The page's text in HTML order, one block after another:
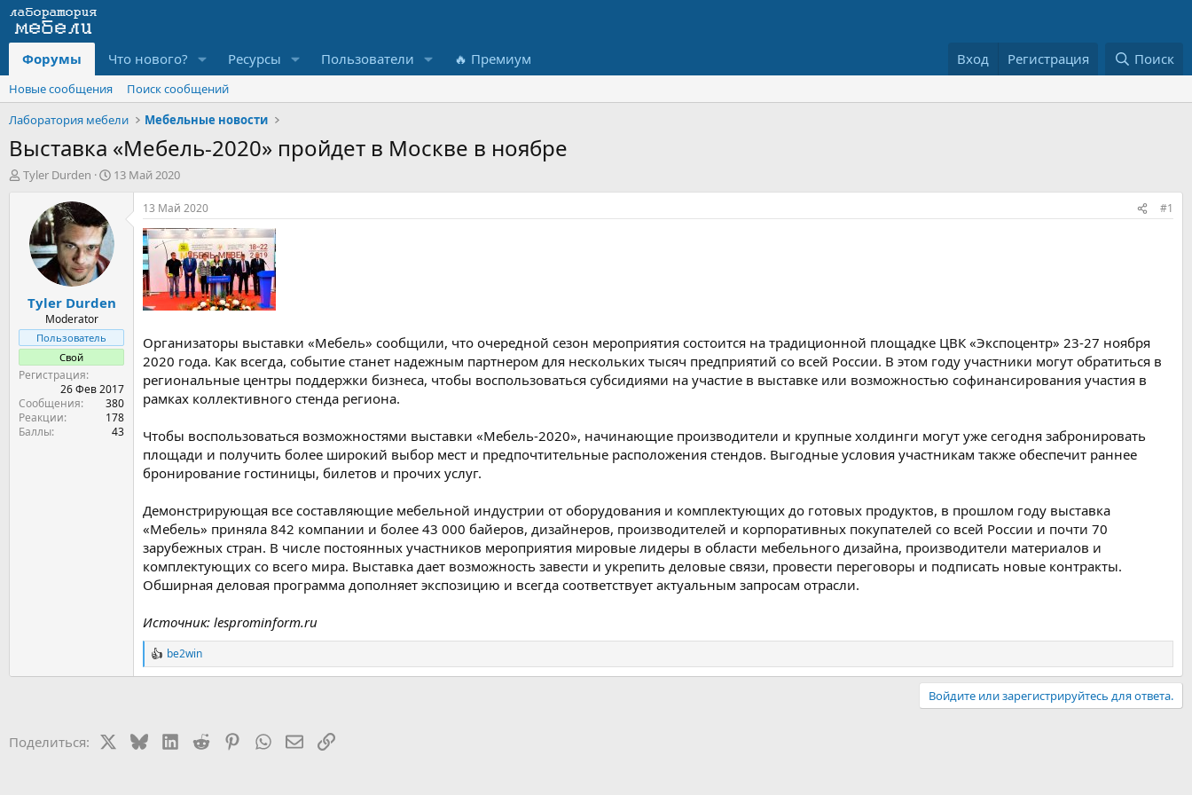
Форумы Что нового? Ресурсы Пользователи 🔥 Премиум Вход Регистрация Поиск
Новые сообщения
Поиск сообщений
Лаборатория мебели
Мебельные новости
Выставка «Мебель-2020» пройдет в Москве в ноябре
А
ы
Tyler Durden
Д
н
а
л
13 Май 2020
Tyler Durden
Moderator
Пользователь
Свой
Регистрация
26 Фев 2017
Сообщения
380
Реакции
178
Баллы
43
13 Май 2020 #1
Организаторы выставки «Мебель» сообщили, что очередной сезон мероприятия состоится на традиционной площадке ЦВК «Экспоцентр» 23-27 ноября
2020 года. Как всегда, событие станет надежным партнером для нескольких тысяч предприятий со всей России. В этом году участники могут обратиться в
региональные центры поддержки бизнеса, чтобы воспользоваться субсидиями на участие в выставке или возможностью софинансирования участия в
рамках коллективного стенда региона.
Чтобы воспользоваться возможностями выставки «Мебель-2020», начинающие производители и крупные холдинги могут уже сегодня забронировать
площади и получить более широкий выбор мест и предпочтительные расположения стендов. Выгодные условия участникам также обеспечит раннее
бронирование гостиницы, билетов и прочих услуг.
Демонстрирующая все составляющие мебельной индустрии от оборудования и комплектующих до готовых продуктов, в прошлом году выставка
«Мебель» приняла 842 компании и более 43 000 байеров, дизайнеров, производителей и корпоративных покупателей со всей России и почти 70
зарубежных стран. В числе постоянных участников мероприятия мировые лидеры в области мебельного дизайна, производители материалов и
комплектующих со всего мира. Выставка дает возможность завести и укрепить деловые связи, провести переговоры и подписать новые контракты.
Обширная деловая программа дополняет экспозицию и всегда соответствует актуальным запросам отрасли.
Источник: lesprominform.ru
Р
е
be2win
Войдите или зарегистрируйтесь для ответа.
Поделиться: BlueskyLinkedIn
Reddit PinterestWhatsApp
Электронная почта
Ссылка